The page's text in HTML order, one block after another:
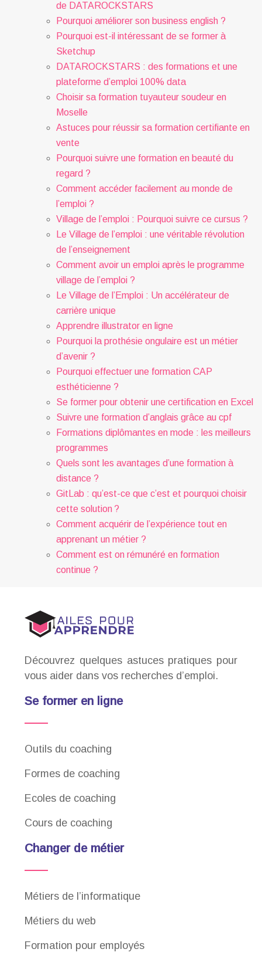
de DATAROCKSTARS
Pourquoi améliorer son business english ?
Pourquoi est-il intéressant de se former à
Sketchup
DATAROCKSTARS : des formations et une
plateforme d’emploi 100% data
Choisir sa formation tuyauteur soudeur en
Moselle
Astuces pour réussir sa formation certifiante en
vente
Pourquoi suivre une formation en beauté du
regard ?
Comment accéder facilement au monde de
l’emploi ?
Village de l’emploi : Pourquoi suivre ce cursus ?
Le Village de l’emploi : une véritable révolution
de l’enseignement
Comment avoir un emploi après le programme
village de l’emploi ?
Le Village de l’Emploi : Un accélérateur de
carrière unique
Apprendre illustrator en ligne
Pourquoi la prothésie ongulaire est un métier
d’avenir ?
Pourquoi effectuer une formation CAP
esthéticienne ?
Se former pour obtenir une certification en Excel
Suivre une formation d’anglais grâce au cpf
Formations diplômantes en mode : les meilleurs
programmes
Quels sont les avantages d’une formation à
distance ?
GitLab : qu’est-ce que c’est et pourquoi choisir
cette solution ?
Comment acquérir de l’expérience tout en
apprenant un métier ?
Comment est on rémunéré en formation
continue ?
Découvrez quelques astuces pratiques pour
vous aider dans vos recherches d’emploi.
Se former en ligne
Outils du coaching
Formes de coaching
Ecoles de coaching
Cours de coaching
Changer de métier
Métiers de l’informatique
Métiers du web
Formation pour employés